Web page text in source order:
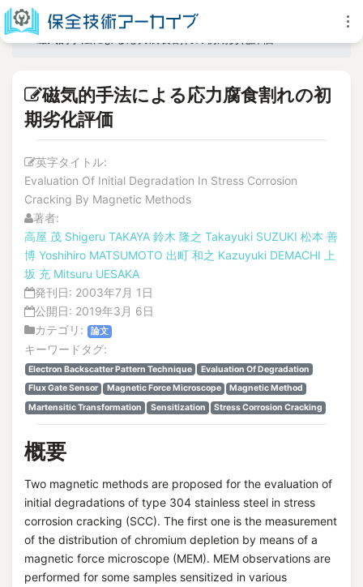
磁気的手法による応力腐食割れの初期劣化評価
磁気的手法による応力腐食割れの初
期劣化評価
英字タイトル:
Evaluation Of Initial Degradation In Stress Corrosion
Cracking By Magnetic Methods
著者:
高屋 茂 Shigeru TAKAYA 鈴木 隆之 Takayuki SUZUKI 松本 善
博 Yoshihiro MATSUMOTO 出町 和之 Kazuyuki DEMACHI
上
坂 充 Mitsuru UESAKA
発刊日: 2003年7月 1日
公開日: 2019年3月 6日
カテゴリ:
論文
キーワードタグ:
Electron Backscatter Pattern Technique
Evaluation Of Degradation
Flux Gate Sensor
Magnetic Force Microscope
Magnetic Method
Martensitic Transformation
Sensitization Stress Corrosion Cracking
概要
Two magnetic methods are proposed for the evaluation of
initial degradations of type 304 stainless steel in stress
corrosion cracking (SCC). The first one is the measurement
of the distribution of chromium depletion by means of a
magnetic force microscope (MEM). MEM observations are
performed for some samples sensitized in various